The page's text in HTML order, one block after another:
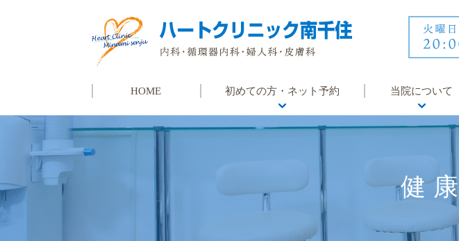
HOME 初めての方・ネット予約
初めての方
よくある質問
当院について
医師紹介
診療時間・アク
健